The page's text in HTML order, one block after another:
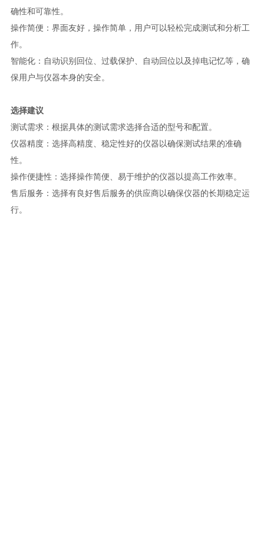
确性和可靠性。
操作简便：界面友好，操作简单，用户可以轻松完成测试和分析工
作。
智能化：自动识别回位、过载保护、自动回位以及掉电记忆等，确
保用户与仪器本身的安全。
选择建议
测试需求：根据具体的测试需求选择合适的型号和配置。
仪器精度：选择高精度、稳定性好的仪器以确保测试结果的准确
性。
操作便捷性：选择操作简便、易于维护的仪器以提高工作效率。
售后服务：选择有良好售后服务的供应商以确保仪器的长期稳定运
行。